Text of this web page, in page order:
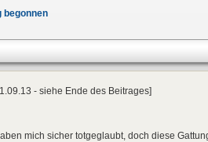
begonnen
- siehe Ende des Beitrages]
mich sicher totgeglaubt, doch diese